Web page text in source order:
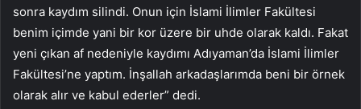
sonra kaydım silindi. Onun için İslami İlimler Fakültesi
benim içimde yani bir kor üzere bir uhde olarak kaldı. Fakat
yeni çıkan af nedeniyle kaydımı Adıyaman’da İslami İlimler
Fakültesi’ne yaptım. İnşallah arkadaşlarımda beni bir örnek
olarak alır ve kabul ederler” dedi.